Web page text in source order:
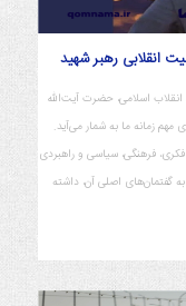
انقلابی رهبر شهید
اسلامی، حضرت آیت‌الله
مهم زمانه ما به شمار می‌آید.
فرهنگی، سیاسی و راهبردی
گفتمان‌های اصلی آن، داشته